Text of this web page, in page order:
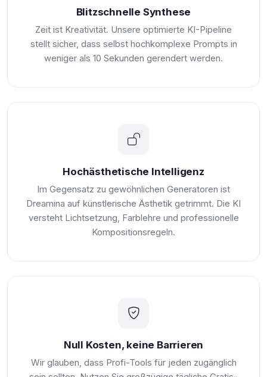
Blitzschnelle Synthese
Zeit ist Kreativität. Unsere optimierte KI-Pipeline
stellt sicher, dass selbst hochkomplexe Prompts in
weniger als 10 Sekunden gerendert werden.
Hochästhetische Intelligenz
Im Gegensatz zu gewöhnlichen Generatoren ist
Dreamina auf künstlerische Ästhetik getrimmt. Die KI
versteht Lichtsetzung, Farblehre und professionelle
Kompositionsregeln.
Null Kosten, keine Barrieren
Wir glauben, dass Profi-Tools für jeden zugänglich